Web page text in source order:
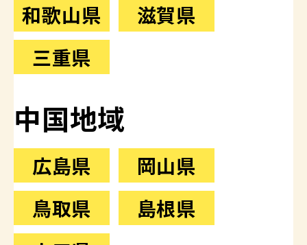
和歌山県
滋賀県
三重県
中国地域
広島県
岡山県
鳥取県
島根県